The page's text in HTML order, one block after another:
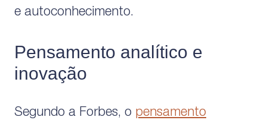
e autoconhecimento.
Pensamento analítico e
inovação
Segundo a Forbes, o pensamento